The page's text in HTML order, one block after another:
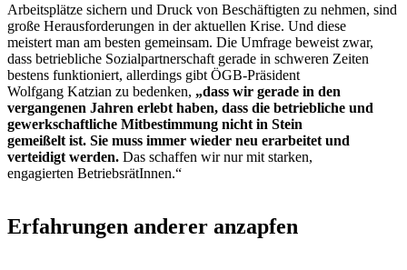
Arbeitsplätze sichern und Druck von Beschäftigten zu nehmen, sind
große Herausforderungen in der aktuellen Krise. Und diese
meistert man am besten gemeinsam. Die Umfrage beweist zwar,
dass betriebliche Sozialpartnerschaft gerade in schweren Zeiten
bestens funktioniert, allerdings gibt ÖGB-Präsident
Wolfgang Katzian zu bedenken, „dass wir gerade in den
vergangenen Jahren erlebt haben, dass die betriebliche und
gewerkschaftliche Mitbestimmung nicht in Stein
gemeißelt ist. Sie muss immer wieder neu erarbeitet und
verteidigt werden. Das schaffen wir nur mit starken,
engagierten BetriebsrätInnen.“
Erfahrungen anderer anzapfen